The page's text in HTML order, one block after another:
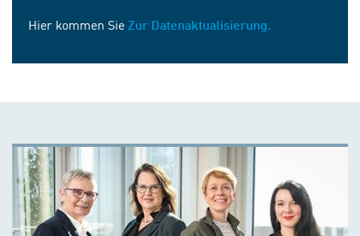
Hier kommen Sie Zur Datenaktualisierung.